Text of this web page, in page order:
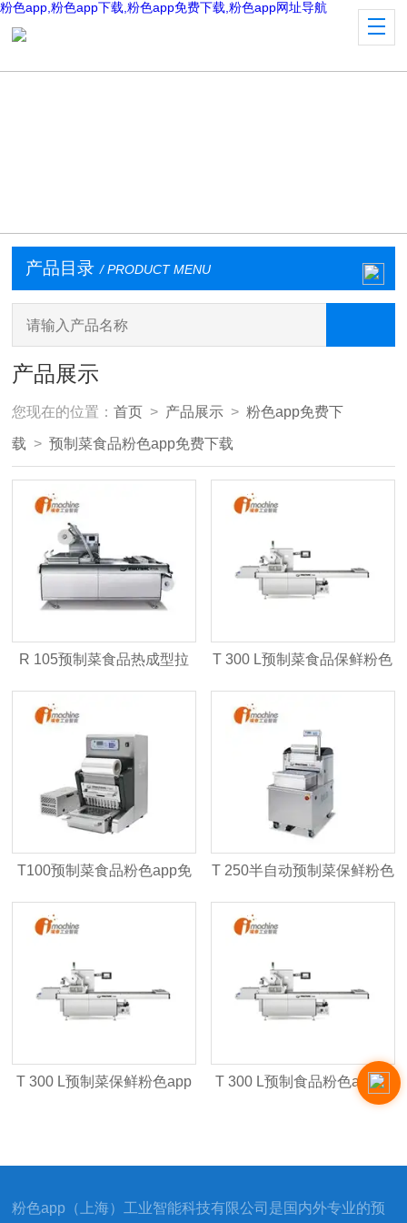
粉色app,粉色app下载,粉色app免费下载,粉色app网址导航
产品目录 / PRODUCT MENU
产品展示
您现在的位置：首页 > 产品展示 >粉色app免费下
载 >预制菜食品粉色app免费下载
R 105预制菜食品热成型拉
伸膜粉色app免费下载
T 300 L预制菜食品保鲜粉色
app免费下载
T100预制菜食品粉色app免
费下载
T 250半自动预制菜保鲜粉色
app免费下载
T 300 L预制菜保鲜粉色app T 300 L预制食品粉色app免
粉色app（上海）工业智能科技有限公司是国内外专业的预